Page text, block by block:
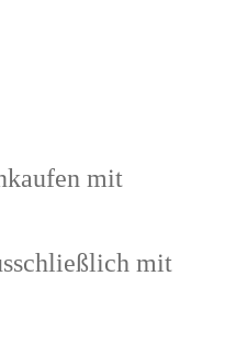
mit
mit